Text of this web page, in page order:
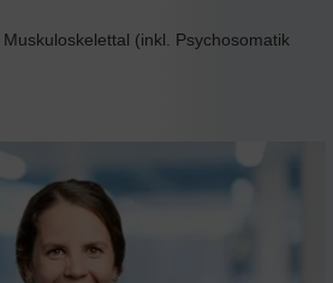
(inkl. Psychosomatik